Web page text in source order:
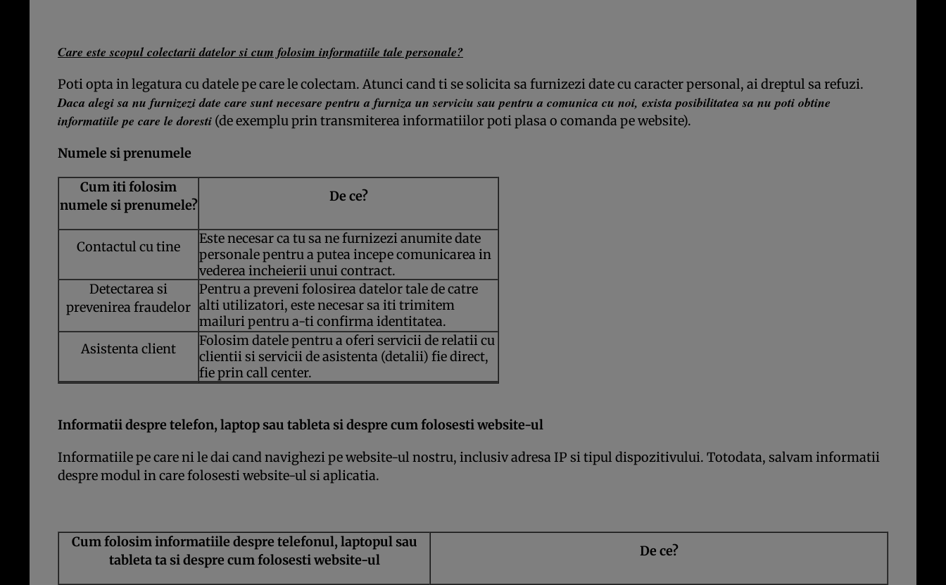
Care este scopul colectarii datelor si cum folosim informatiile tale personale?
Poti opta in legatura cu datele pe care le colectam. Atunci cand ti se solicita sa furnizezi date cu caracter personal, ai dreptul sa refuzi.
Daca alegi sa nu furnizezi date care sunt necesare pentru a furniza un serviciu sau pentru a comunica cu noi, exista posibilitatea sa nu poti obtine
informatiile pe care le doresti (de exemplu prin transmiterea informatiilor poti plasa o comanda pe website).
Numele si prenumele
Cum iti folosim
numele si prenumele?
De ce?
Contactul cu tine
Este necesar ca tu sa ne furnizezi anumite date
personale pentru a putea incepe comunicarea in
vederea incheierii unui contract.
Detectarea si
prevenirea fraudelor
Pentru a preveni folosirea datelor tale de catre
alti utilizatori, este necesar sa iti trimitem
mailuri pentru a-ti confirma identitatea.
Asistenta client
Folosim datele pentru a oferi servicii de relatii cu
clientii si servicii de asistenta (detalii) fie direct,
fie prin call center.
Informatii despre telefon, laptop sau tableta si despre cum folosesti website-ul
Informatiile pe care ni le dai cand navighezi pe website-ul nostru, inclusiv adresa IP si tipul dispozitivului. Totodata, salvam informatii
despre modul in care folosesti website-ul si aplicatia.
Cum folosim informatiile despre telefonul, laptopul sau
tableta ta si despre cum folosesti website-ul
De ce?